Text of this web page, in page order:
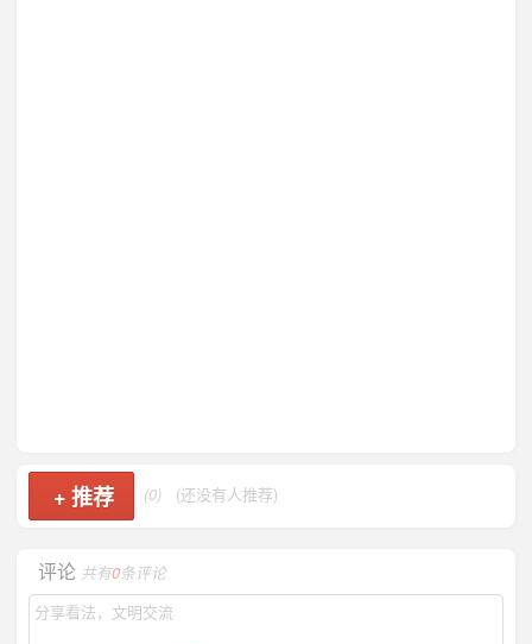
+推荐 (0) (还没有人推荐)
评论 共有0条评论